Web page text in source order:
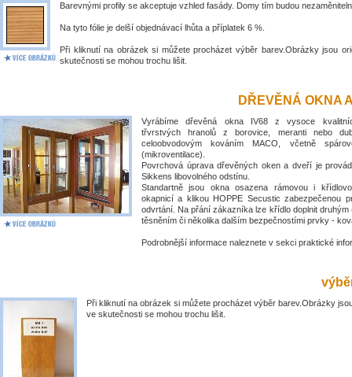
Barevnými profily se akceptuje vzhled fasády. Domy tím budou
Na tyto fólie je delší objednávací lhůta a příplatek 6 %.
Při kliknutí na obrázek si můžete procházet výběr barev.Obrázky jsou
skutečnosti se mohou trochu lišit.
DŘEVĚNÁ OKNA
Vyrábíme dřevěná okna IV68 z vysoce
třvrstvých hranolů z borovice, meranti nebo
celoobvodovým kováním MACO, včetně
(mikroventilace).
Povrchová úprava dřevěných oken a dveří je
Sikkens libovolného odstínu.
Standartně jsou okna osazena rámovou i
okapnicí a klikou HOPPE Secustic zabezpečenou
odvrtání. Na přání zákazníka lze křídlo doplnit druhým
těsněním či několika dalším bezpečnostími prvky -
Podrobnější informace naleznete v sekci praktické
Při kliknutí na obrázek si můžete procházet výběr barev.Obrázky
ve skutečnosti se mohou trochu lišit.